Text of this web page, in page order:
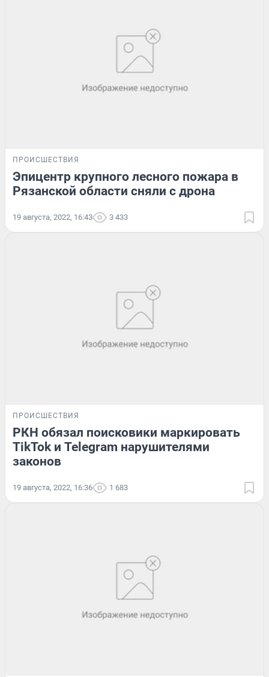
ПРОИСШЕСТВИЯ
Эпицентр крупного лесного пожара в
Рязанской области сняли с дрона
19 августа, 2022, 16:43 3 433
ПРОИСШЕСТВИЯ
РКН обязал поисковики маркировать
TikTok и Telegram нарушителями
законов
19 августа, 2022, 16:36 1 683